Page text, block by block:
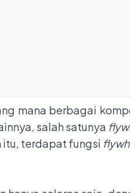
mana berbagai
salah satunya
itu, terdapat fungsi